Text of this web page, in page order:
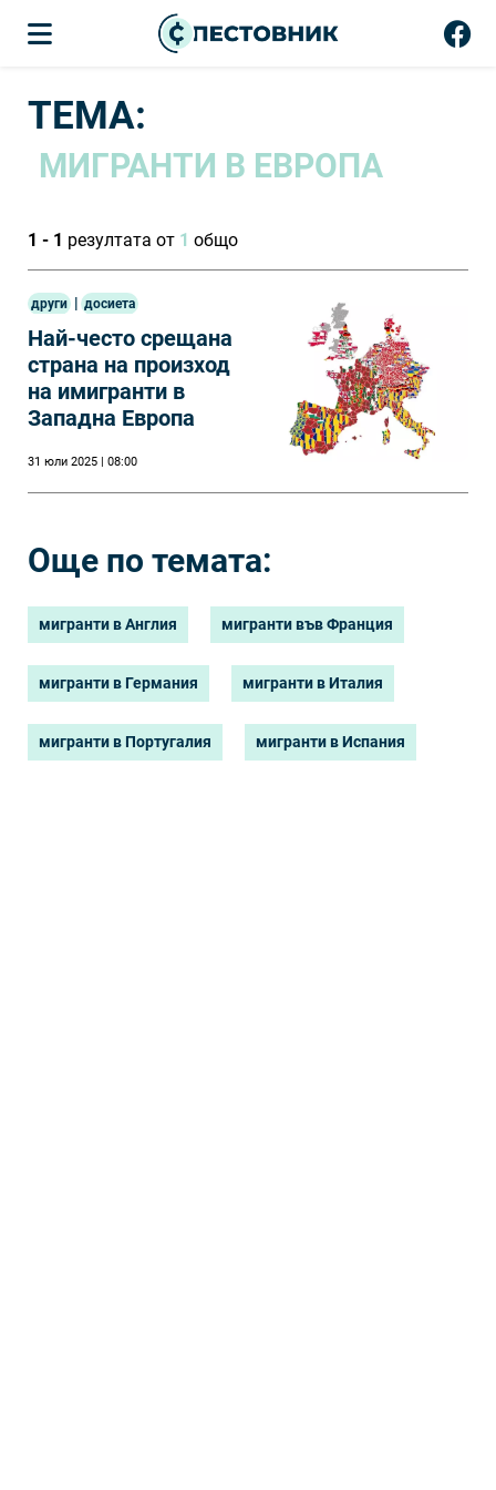
ТЕМА:
МИГРАНТИ В ЕВРОПА
1 - 1 резултата от 1 общо
други | досиета
Най-често срещана
страна на произход
на имигранти в
Западна Европа
31 юли 2025 | 08:00
Още по темата:
мигранти в Англия мигранти във Франция
мигранти в Германия мигранти в Италия
мигранти в Португалия мигранти в Испания